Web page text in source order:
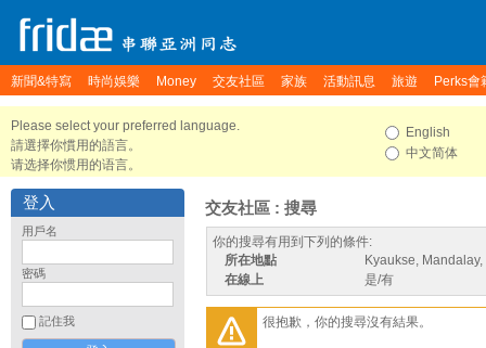
新聞&特寫 時尚娛樂 Money 交友社區 家族 活動訊息 旅遊 Perks會
Please select your preferred language.
請選擇你慣用的語言。
请选择你惯用的语言。
English
中文简体
登入
用戶名
密碼
記住我
交友社區 : 搜尋
你的搜尋有用到下列的條件:
所在地點
Kyaukse,
在線上
是/有
很抱歉，你的搜尋沒有結果。